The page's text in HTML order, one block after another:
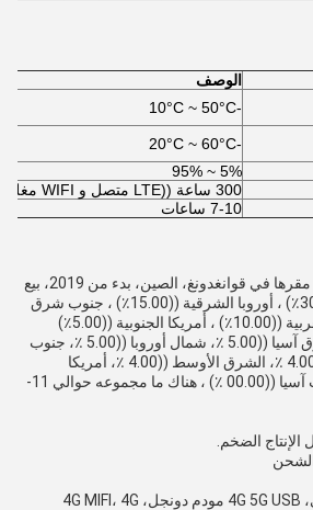
الوصف
-10°C ~ 50°C
-20°C ~ 60°C
5% ~ 95%
300 ساعة ((LTE متصل و WIFI مغلق)
7-10 ساعات
اسم شركتنا هو Olax. نحن مقرها في قوانغدونغ، الصين، بدء من 2019، بيع
إلى أمريكا الشمالية ((30.00٪) ، أوروبا الشرقية ((15.00٪) ، جنوب شرق
آسيا ((10.00٪) ، أوروبا الغربية ((10.00٪) ، أمريكا الجنوبية ((5.00٪)
،أوقيانوسيا ((5).00 ٪، شرق آسيا ((5.00 ٪، شمال أوروبا ((5.00 ٪، جنوب
أوروبا ((5.00 ٪، أفريقيا ((4.00 ٪، الشرق الأوسط ((4.00 ٪، أمريكا
الوسطى ((00.00 ٪، جنوب آسيا ((00.00 ٪) ، هناك ما مجموعه حوالي 11-
الإنتاج الضخم.
الشحن
4/5G راوتر CPE اللاسلكي، 4G 5G USB مودم دونجل، 4G MIFI، 4G